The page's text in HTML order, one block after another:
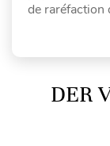
de raréfaction
DER